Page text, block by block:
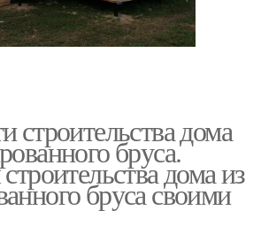
строительства дома
бруса.
дома из
бруса своими